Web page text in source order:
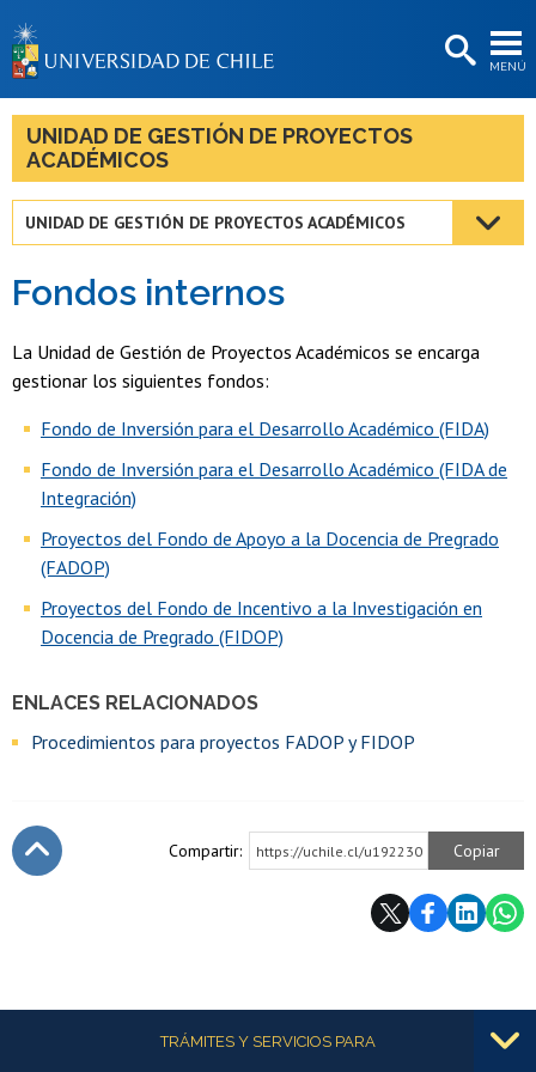
MENÚ
BIBLIOTECAS
LA UNIVERSIDAD
Estudiantes
Egresadas/os
UNIDAD DE GESTIÓN DE PROYECTOS
ACADÉMICOS
UNIDAD DE GESTIÓN DE PROYECTOS ACADÉMICOS
Fondos internos
ENLACES RELACIONADOS
Procedimientos para proyectos FADOP y FIDOP
La Unidad de Gestión de Proyectos Académicos se encarga
gestionar los siguientes fondos:
Fondo de Inversión para el Desarrollo Académico (FIDA)
Fondo de Inversión para el Desarrollo Académico (FIDA de
Integración)
Proyectos del Fondo de Apoyo a la Docencia de Pregrado
(FADOP)
Proyectos del Fondo de Incentivo a la Investigación en
Docencia de Pregrado (FIDOP)
Compartir: https://uchile.cl/u192230 Copiar
Más informaciónTRÁMITES Y SERVICIOS PARA